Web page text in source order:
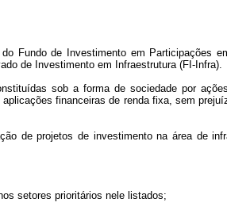
Fundo de Investimento em Participações
de Investimento em Infraestrutura (FI-Infra).
sob a forma de sociedade por
financeiras de renda fixa, sem
de projetos de investimento na área de
setores prioritários nele listados;